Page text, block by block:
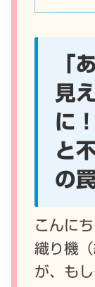
「
見
に
と
の
こんに
織り機
が、も